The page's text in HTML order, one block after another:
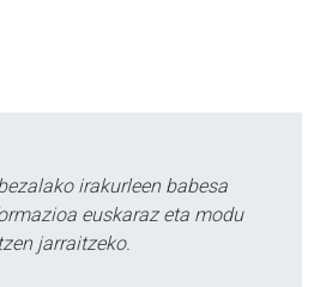
irakurleen babesa
euskaraz eta modu
jarraitzeko.